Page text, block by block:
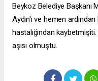
Beykoz Belediye Başkanı
Aydın'ı ve hemen
hastalığından
aşısı olmuştu.